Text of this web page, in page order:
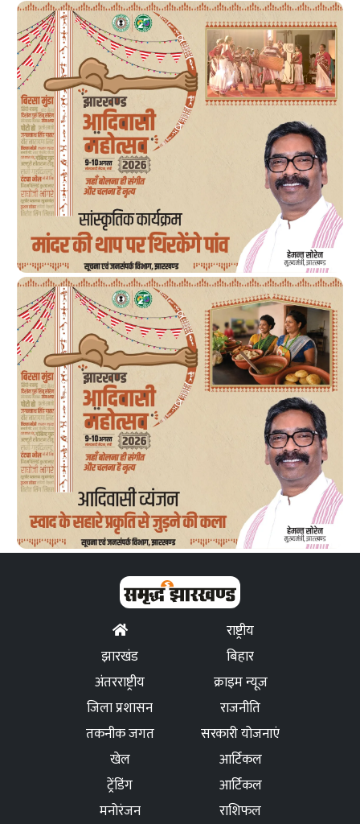
राष्ट्रीय
झारखंड
बिहार
अंतरराष्ट्रीय
क्राइम न्यूज
जिला प्रशासन
राजनीति
तकनीक जगत
सरकारी योजनाएं
खेल
आर्टिकल
ट्रेंडिंग
आर्टिकल
मनोरंजन
राशिफल